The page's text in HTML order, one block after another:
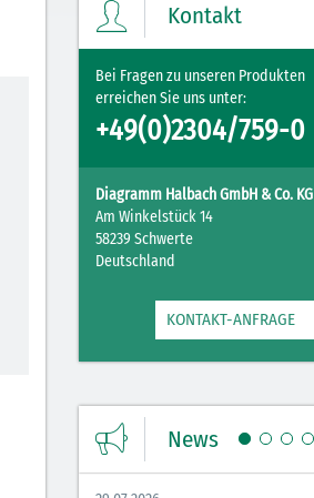
ZUM MERKZETTEL
Kontakt
Bei Fragen zu unseren Produkten
erreichen Sie uns unter:
+49(0)2304/759-0
Diagramm Halbach GmbH & Co. KG
Am Winkelstück 14
58239 Schwerte
Deutschland
KONTAKT-ANFRAGE
News